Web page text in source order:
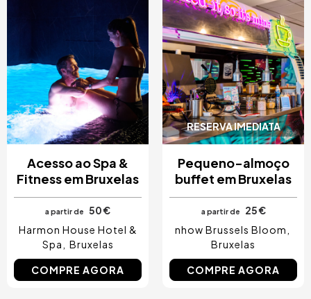
Acesso ao Spa &
Fitness em Bruxelas
a partir de
50 €
Harmon House Hotel &
Spa
Bruxelas
COMPRE AGORA
RESERVA IMEDIATA
Pequeno-almoço
buffet em Bruxelas
a partir de
25 €
nhow Brussels Bloom
Bruxelas
COMPRE AGORA